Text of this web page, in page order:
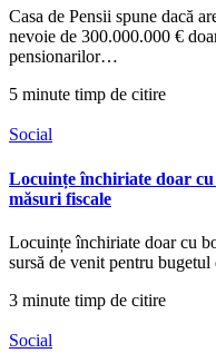
Casa de Pensii spune dacă
nevoie de 300.000.000 €
pensionarilor…
5 minute timp de citire
Social
Locuințe închiriate doar
măsuri fiscale
Locuințe închiriate doar cu
sursă de venit pentru
3 minute timp de citire
Social